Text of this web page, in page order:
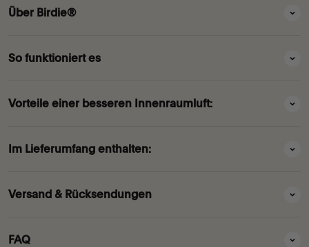
Über Birdie®
So funktioniert es
Vorteile einer besseren Innenraumluft:
Im Lieferumfang enthalten:
Versand & Rücksendungen
FAQ